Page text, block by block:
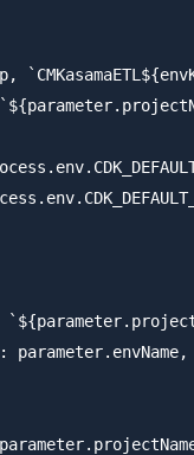
parameter.envName,